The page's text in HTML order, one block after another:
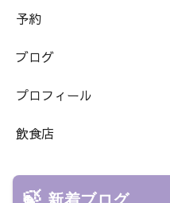
予約
ブログ
プロフィール
飲食店
新着ブログ